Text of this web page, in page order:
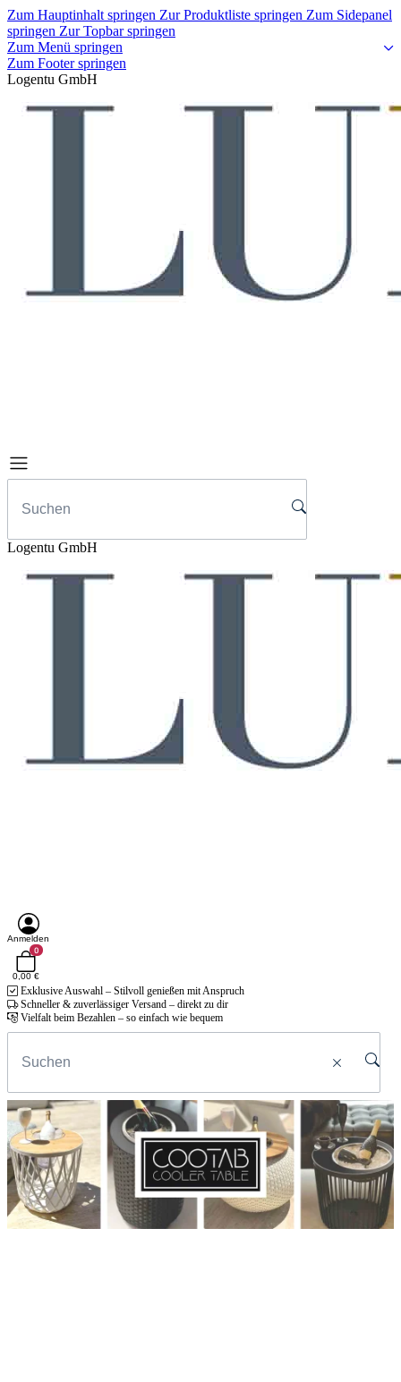
Zum Hauptinhalt springen Zur Produktliste springen Zum Sidepanel
springen Zur Topbar springen
Zum Menü springen
Zum Footer springen
Logentu GmbH
Logentu GmbH
Anmelden
0
0,00 €
Exklusive Auswahl – Stilvoll genießen mit Anspruch
Schneller & zuverlässiger Versand – direkt zu dir
Vielfalt beim Bezahlen – so einfach wie bequem